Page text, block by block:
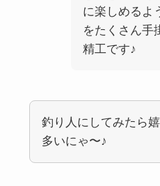
に楽しめるよ
をたくさん手
精工です♪
釣り人にしてみたら
多いにゃ〜♪